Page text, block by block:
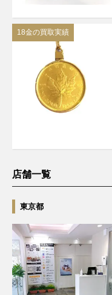
18金の買取実績
店舗一覧
東京都